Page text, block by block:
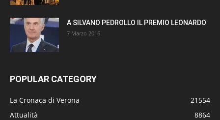
A SILVANO PEDROLLO IL PREMIO LEONARDO
7 Marzo 2016
POPULAR CATEGORY
La Cronaca di Verona
21554
Attualità
8864